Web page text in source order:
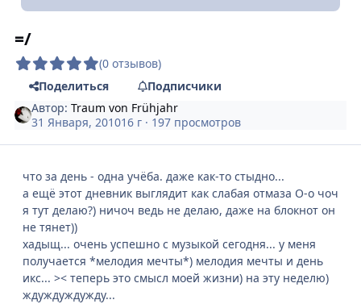
=/
(0 отзывов)
Поделиться
Подписчики
Автор:Traum von Frühjahr
31 Января, 201016 г · 197 просмотров
что за день - одна учёба. даже как-то стыдно...
а ещё этот дневник выглядит как слабая отмаза О-о чоч
я тут делаю?) ничоч ведь не делаю, даже на блокнот он
не тянет))
хадыщ... очень успешно с музыкой сегодня... у меня
получается *мелодия мечты*) мелодия мечты и день
икс... >< теперь это смысл моей жизни) на эту неделю)
ждуждуждужду...